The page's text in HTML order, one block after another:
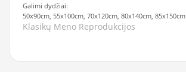
Galimi dydžiai:
50x90cm, 55x100cm, 70x120cm, 80x140cm, 85x150cm
Klasikų Meno Reprodukcijos